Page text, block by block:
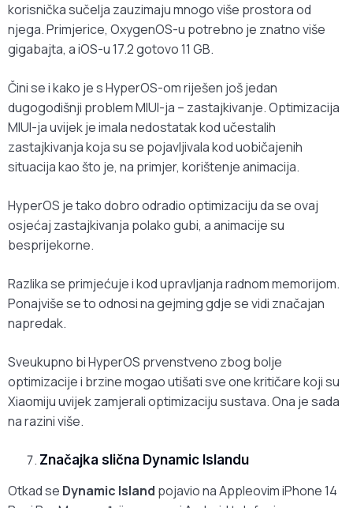
korisnička sučelja zauzimaju mnogo više prostora od
njega. Primjerice, OxygenOS-u potrebno je znatno više
gigabajta, a iOS-u 17.2 gotovo 11 GB.
Čini se i kako je s HyperOS-om riješen još jedan
dugogodišnji problem MIUI-ja – zastajkivanje. Optimizacija
MIUI-ja uvijek je imala nedostatak kod učestalih
zastajkivanja koja su se pojavljivala kod uobičajenih
situacija kao što je, na primjer, korištenje animacija.
HyperOS je tako dobro odradio optimizaciju da se ovaj
osjećaj zastajkivanja polako gubi, a animacije su
besprijekorne.
Razlika se primjećuje i kod upravljanja radnom memorijom.
Ponajviše se to odnosi na gejming gdje se vidi značajan
napredak.
Sveukupno bi HyperOS prvenstveno zbog bolje
optimizacije i brzine mogao utišati sve one kritičare koji su
Xiaomiju uvijek zamjerali optimizaciju sustava. Ona je sada
na razini više.
Značajka slična Dynamic Islandu
Otkad se Dynamic Island pojavio na Appleovim iPhone 14